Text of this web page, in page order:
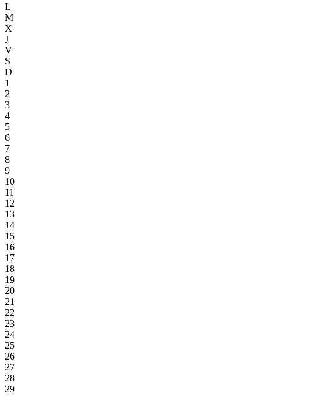
L
M
X
J
V
S
D
1
2
3
4
5
6
7
8
9
10
11
12
13
14
15
16
17
18
19
20
21
22
23
24
25
26
27
28
29